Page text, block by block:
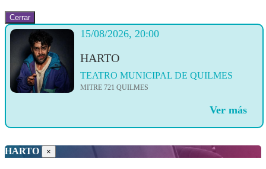
Cerrar
15/08/2026, 20:00
HARTO
TEATRO MUNICIPAL DE QUILMES
MITRE 721 QUILMES
Ver más
HARTO ×